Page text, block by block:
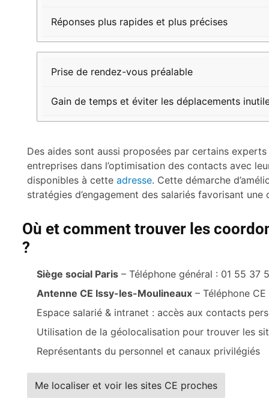
Réponses plus rapides et plus précises
Prise de rendez-vous préalable
Gain de temps et éviter les déplacements
Des aides sont aussi proposées par certains
entreprises dans l’optimisation des contacts avec
disponibles à cette adresse. Cette démarche
stratégies d’engagement des salariés favorisant
Où et comment trouver les
?
Siège social Paris – Téléphone général : 01 55 37
Antenne CE Issy-les-Moulineaux – Téléphone
Espace salarié & intranet : accès aux contacts
Utilisation de la géolocalisation pour trouver les
Représentants du personnel et canaux privilégiés
Me localiser et voir les sites CE proches